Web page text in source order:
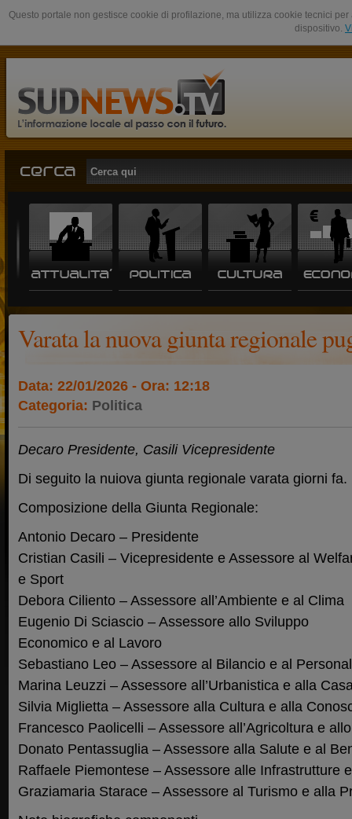
Questo portale non gestisce cookie di profilazione, ma utilizza cookie tecnici
dispositivo.
Varata la nuova giunta regionale
Data: 22/01/2026 - Ora: 12:18
Categoria: Politica
Decaro Presidente, Casili Vicepresidente
Di seguito la nuiova giunta regionale varata giorni fa.
Composizione della Giunta Regionale:
Antonio Decaro – Presidente
Cristian Casili – Vicepresidente e Assessore al
e Sport
Debora Ciliento – Assessore all’Ambiente e al Clima
Eugenio Di Sciascio – Assessore allo Sviluppo
Economico e al Lavoro
Sebastiano Leo – Assessore al Bilancio e al
Marina Leuzzi – Assessore all’Urbanistica e alla
Silvia Miglietta – Assessore alla Cultura e alla
Francesco Paolicelli – Assessore all’Agricoltura e
Donato Pentassuglia – Assessore alla Salute e al
Raffaele Piemontese – Assessore alle Infrastrutture
Graziamaria Starace – Assessore al Turismo e alla